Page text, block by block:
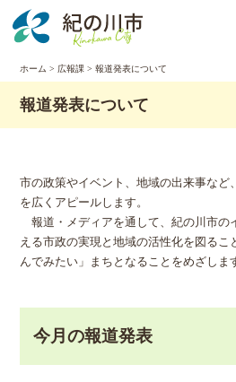
ホーム > 広報課 >報道発表について
報道発表について
市の政策やイベント、地域の出来事など
を広くアピールします。
報道・メディアを通して、紀の川市の
える市政の実現と地域の活性化を図るこ
んでみたい」まちとなることをめざしま
今月の報道発表